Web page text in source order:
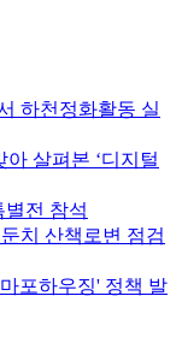
하천정화활동 실
살펴본 ‘디지털
별전 참석
치 산책로변 점검
포하우징' 정책 발